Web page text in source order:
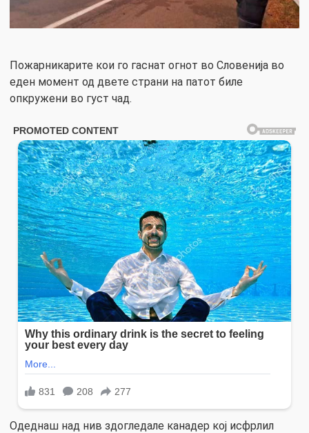
Пожарникарите кои го гаснат огнот во Словенија во
еден момент од двете страни на патот биле
опкружени во густ чад.
Одеднаш над нив здогледале канадер кој исфрлил